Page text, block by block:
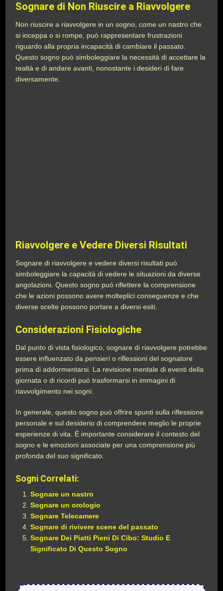
Sognare di Non Riuscire a Riavvolgere
Non riuscire a riavvolgere in un sogno, come un nastro che
si inceppa o si rompe, può rappresentare frustrazioni
riguardo alla propria incapacità di cambiare il passato.
Questo sogno può simboleggiare la necessità di accettare la
realtà e di andare avanti, nonostante i desideri di fare
diversamente.
Riavvolgere e Vedere Diversi Risultati
Sognare di riavvolgere e vedere diversi risultati può
simboleggiare la capacità di vedere le situazioni da diverse
angolazioni. Questo sogno può riflettere la comprensione
che le azioni possono avere molteplici conseguenze e che
diverse scelte possono portare a diversi esiti.
Considerazioni Fisiologiche
Dal punto di vista fisiologico, sognare di riavvolgere potrebbe
essere influenzato da pensieri o riflessioni del sognatore
prima di addormentarsi. La revisione mentale di eventi della
giornata o di ricordi può trasformarsi in immagini di
riavvolgimento nei sogni.
In generale, questo sogno può offrire spunti sulla riflessione
personale e sul desiderio di comprendere meglio le proprie
esperienze di vita. È importante considerare il contesto del
sogno e le emozioni associate per una comprensione più
profonda del suo significato.
Sogni Correlati:
Sognare un nastro
Sognare un orologio
Sognare Telecamere
Sognare di rivivere scene del passato
Sognare Dei Piatti Pieni Di Cibo: Studio E
Significato Di Questo Sogno